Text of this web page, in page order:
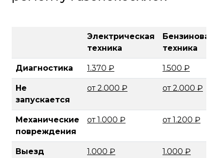
Электрическая
техника
Бензиновая
техника
Диагностика 1.370 ₽ 1.500 ₽
Не
запускается
от 2.000 ₽ от 2.000 ₽
Механические
повреждения
от 1.000 ₽ от 1.200 ₽
Выезд
1.000 ₽ 1.000 ₽